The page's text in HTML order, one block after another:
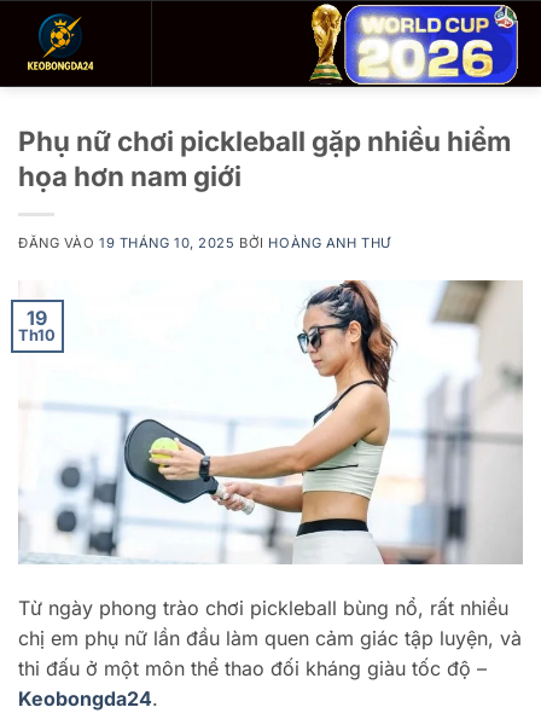
Phụ nữ chơi pickleball gặp nhiều hiểm
họa hơn nam giới
ĐĂNG VÀO19 THÁNG 10, 2025 BỞI HOÀNG ANH THƯ
19
Th10
Từ ngày phong trào chơi pickleball bùng nổ, rất nhiều
chị em phụ nữ lần đầu làm quen cảm giác tập luyện, và
thi đấu ở một môn thể thao đối kháng giàu tốc độ –
Keobongda24.